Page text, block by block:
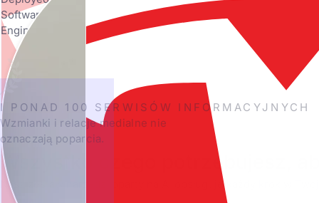
Software
Engineer
I PONAD 100 SERWISÓW INFORMACYJNYCH
Wzmianki i relacje medialne nie
oznaczają poparcia.
Wszystko czego potrzebujesz,
Nasz zestaw narzędzi oparty na AI obsługuje każdy krok w